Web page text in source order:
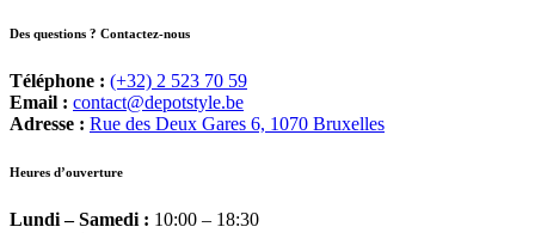
Des questions ? Contactez-nous
Téléphone : (+32) 2 523 70 59
Email : contact@depotstyle.be
Adresse : Rue des Deux Gares 6, 1070 Bruxelles
Heures d’ouverture
Lundi – Samedi : 10:00 – 18:30